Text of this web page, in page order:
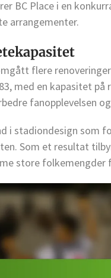
BC Place i en
arrangementer.
flere
med en kapasitet på
fanopplevelsen
i stadiondesign som
Som et resultat
store folkemengder